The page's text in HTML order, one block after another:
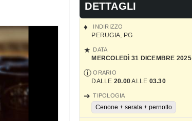
DETTAGLI
INDIRIZZO
PERUGIA, PG
DATA
MERCOLEDÌ 31 DICEMBRE 2025
ORARIO
DALLE 20.00ALLE 03.30
TIPOLOGIA
Cenone + serata + pernotto